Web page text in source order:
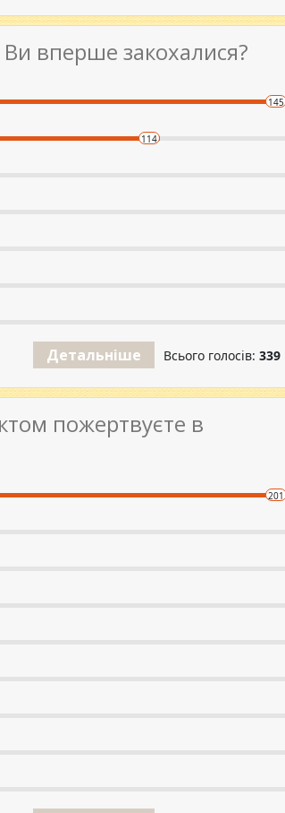
вперше закохалися?
145
114
Детальніше Всього голосів: 339
пожертвуєте в
201